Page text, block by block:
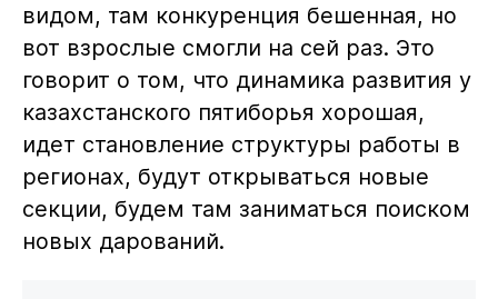
видом, там конкуренция бешенная, но
вот взрослые смогли на сей раз. Это
говорит о том, что динамика развития у
казахстанского пятиборья хорошая,
идет становление структуры работы в
регионах, будут открываться новые
секции, будем там заниматься поиском
новых дарований.